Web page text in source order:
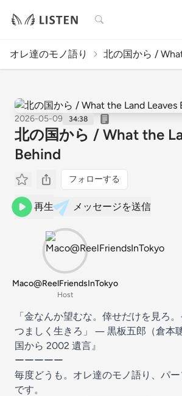
検索
オレ達のモノ語り 北の国から /
2026-05-09 34:38
北の国から / What the
Behind
フォローする
再生 メッセージを送信
Maco@ReelFriendsInTokyo
Host
「金なんか望むな。倖せだけを見ろ
つましく生きろ」 ― 黒板五郎（倉本
国から 2002 遺言』
ーーーーー
毎度どうも。オレ達のモノ語り、パ
です。